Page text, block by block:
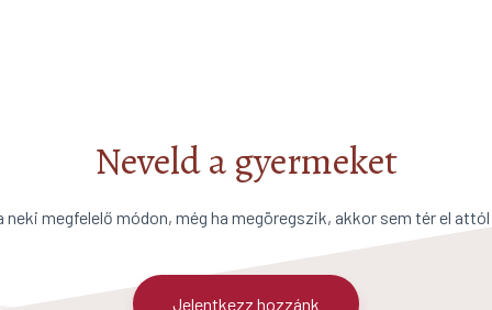
Neveld a gyermeket
neki megfelelő módon, még ha megöregszik, akkor sem tér el
Jelentkezz hozzánk